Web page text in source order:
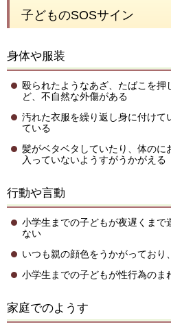
子どものSOSサイン
身体や服装
殴られたようなあざ、たばこを
ど、不自然な外傷がある
汚れた衣服を繰り返し身に付け
ている
髪がベタベタしていたり、体のに
入っていないようすがうかがえる
行動や言動
小学生までの子どもが夜遅くまで
ない
いつも親の顔色をうかがっており
小学生までの子どもが性行為のま
家庭でのようす